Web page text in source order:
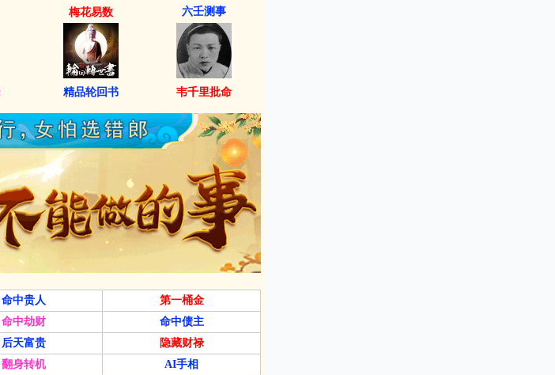
梅花易数 六壬测事
精品轮回书 韦千里批命
命中贵人
第一桶金
命中劫财
命中债主
后天富贵
隐藏财禄
翻身转机 AI手相